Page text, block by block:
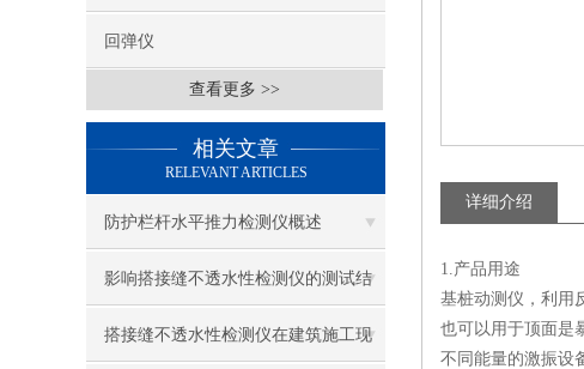
回弹仪
查看更多 >>
相关文章
RELEVANT ARTICLES
防护栏杆水平推力检测仪概述
影响搭接缝不透水性检测仪的测试结
果的因素有哪些？
搭接缝不透水性检测仪在建筑施工现
详细介绍
1.产品用途
基桩动测仪，利用
也可以用于顶面是
不同能量的激振设